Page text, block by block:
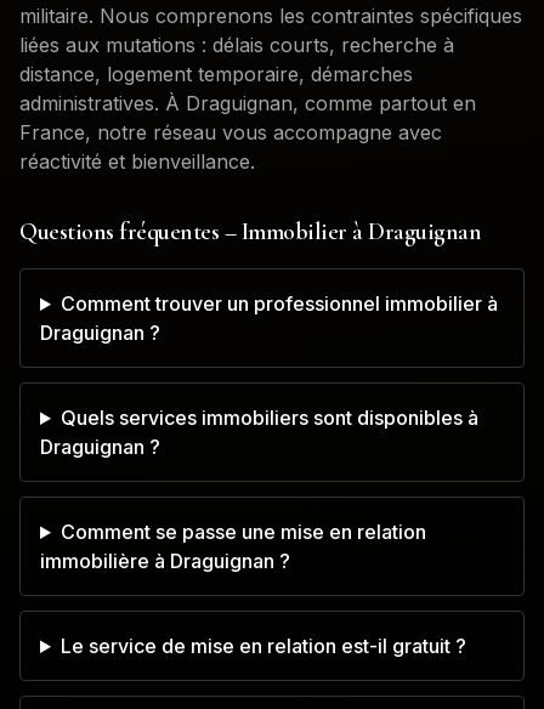
militaire. Nous comprenons les contraintes spécifiques
liées aux mutations : délais courts, recherche à
distance, logement temporaire, démarches
administratives. À Draguignan, comme partout en
France, notre réseau vous accompagne avec
réactivité et bienveillance.
Questions fréquentes – Immobilier àDraguignan
Comment trouver un professionnel immobilier à
Draguignan ?
Quels services immobiliers sont disponibles à
Draguignan ?
Comment se passe une mise en relation
immobilière à Draguignan ?
Le service de mise en relation est-il gratuit ?